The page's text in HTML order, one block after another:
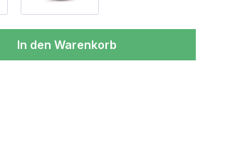
Wert ein oder benutze die Schaltflächen
In den Warenkorb